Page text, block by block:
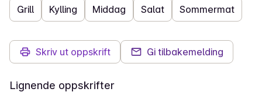
Grill Kylling Middag Salat Sommermat
Skriv ut oppskrift Gi tilbakemelding
Lignende oppskrifter